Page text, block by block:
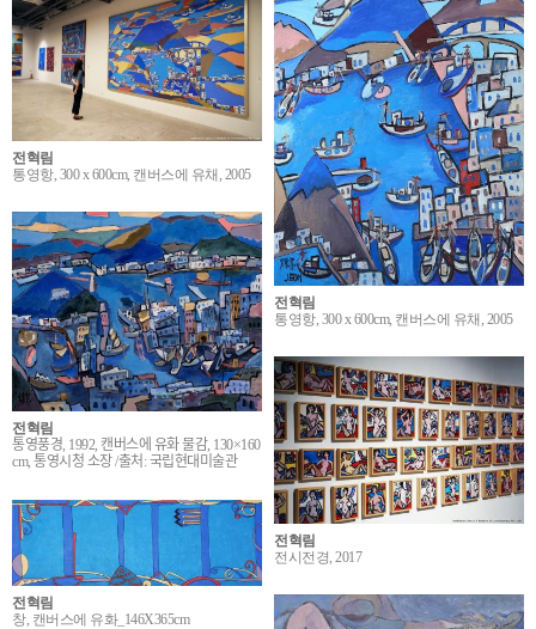
전혁림
통영항, 300 x 600cm, 캔버스에 유채, 2005
전혁림
통영항, 300 x 600cm, 캔버스에 유채, 2005
전혁림
통영풍경, 1992, 캔버스에 유화 물감, 130×160
cm, 통영시청 소장 /출처: 국립현대미술관
전혁림
전시전경, 2017
전혁림
창, 캔버스에 유화_146X365cm